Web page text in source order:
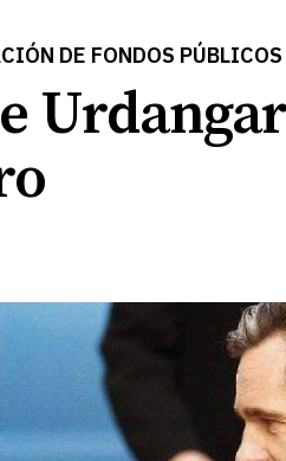
DE FONDOS PÚBLICOS